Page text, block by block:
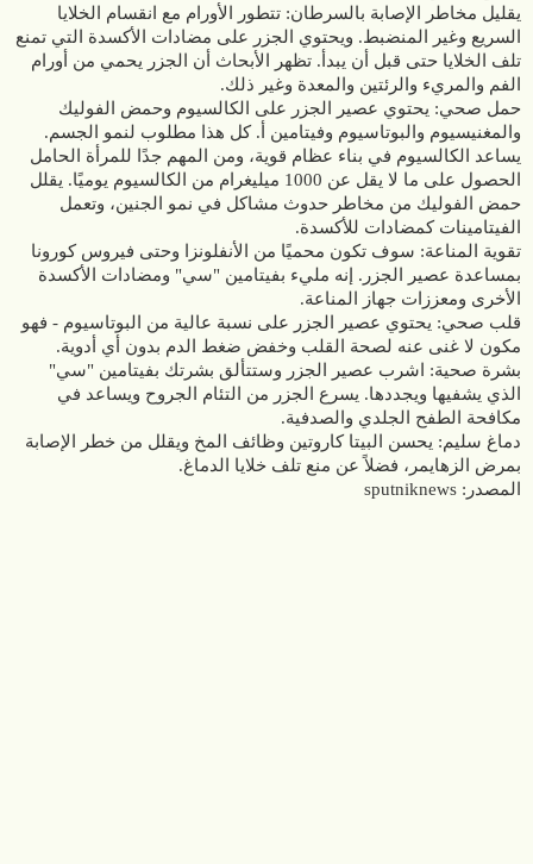
يقليل مخاطر الإصابة بالسرطان: تتطور الأورام مع انقسام الخلايا
السريع وغير المنضبط. ويحتوي الجزر على مضادات الأكسدة التي تمنع
تلف الخلايا حتى قبل أن يبدأ. تظهر الأبحاث أن الجزر يحمي من أورام
الفم والمريء والرئتين والمعدة وغير ذلك.
حمل صحي: يحتوي عصير الجزر على الكالسيوم وحمض الفوليك
والمغنيسيوم والبوتاسيوم وفيتامين أ. كل هذا مطلوب لنمو الجسم.
يساعد الكالسيوم في بناء عظام قوية، ومن المهم جدًا للمرأة الحامل
الحصول على ما لا يقل عن 1000 ميليغرام من الكالسيوم يوميًا. يقلل
حمض الفوليك من مخاطر حدوث مشاكل في نمو الجنين، وتعمل
الفيتامينات كمضادات للأكسدة.
تقوية المناعة: سوف تكون محميًا من الأنفلونزا وحتى فيروس كورونا
بمساعدة عصير الجزر. إنه مليء بفيتامين "سي" ومضادات الأكسدة
الأخرى ومعززات جهاز المناعة.
قلب صحي: يحتوي عصير الجزر على نسبة عالية من البوتاسيوم - فهو
مكون لا غنى عنه لصحة القلب وخفض ضغط الدم بدون أي أدوية.
بشرة صحية: اشرب عصير الجزر وستتألق بشرتك بفيتامين "سي"
الذي يشفيها ويجددها. يسرع الجزر من التئام الجروح ويساعد في
مكافحة الطفح الجلدي والصدفية.
دماغ سليم: يحسن البيتا كاروتين وظائف المخ ويقلل من خطر الإصابة
ب‍مرض الزهايمر، فضلاً عن منع تلف خلايا الدماغ.
المصدر: sputniknews